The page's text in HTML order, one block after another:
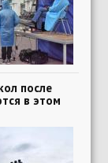
после
в этом